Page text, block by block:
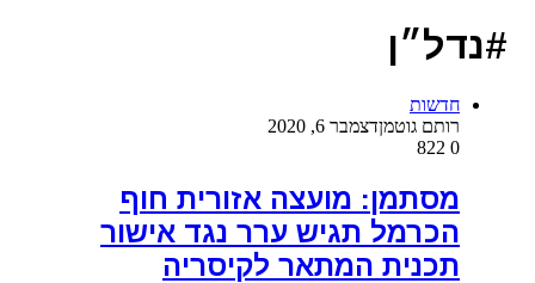
#נדל״ן
חדשות
רותם גוטמןדצמבר 6, 2020
0
מסתמן: מועצה אזורית חוף
הכרמל תגיש ערר נגד אישור
תכנית המתאר לקיסריה